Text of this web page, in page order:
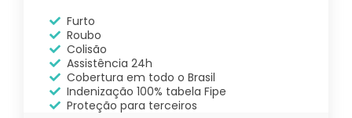
Furto
Roubo
Colisão
Assistência 24h
Cobertura em todo o Brasil
Indenização 100% tabela Fipe
Proteção para terceiros